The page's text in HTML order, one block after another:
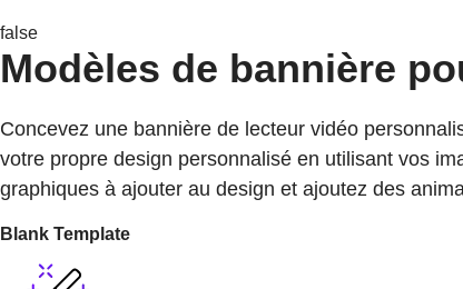
false
Modèles de bannière
Concevez une bannière de lecteur vidéo
votre propre design personnalisé en utilisant vos
graphiques à ajouter au design et ajoutez des
Blank Template